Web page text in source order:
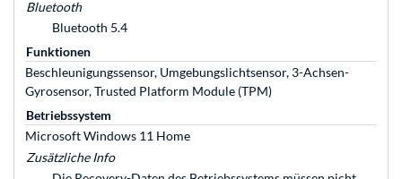
Bluetooth
Bluetooth 5.4
Funktionen
Beschleunigungssensor, Umgebungslichtsensor, 3-Achsen-
Gyrosensor, Trusted Platform Module (TPM)
Betriebssystem
Microsoft Windows 11 Home
Zusätzliche Info